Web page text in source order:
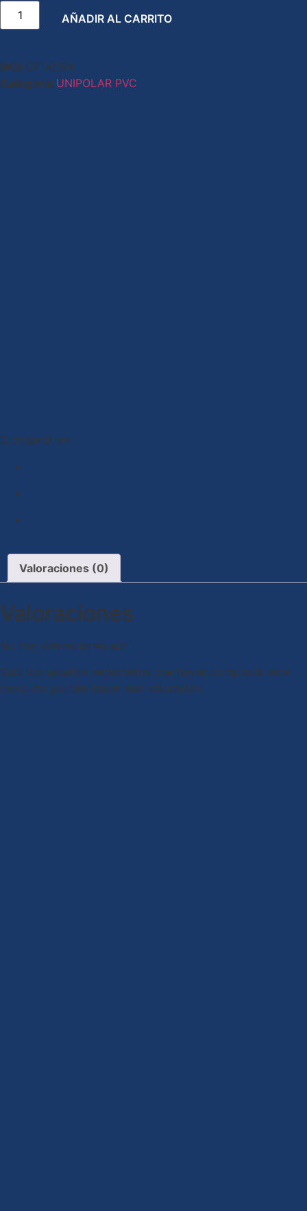
AÑADIR AL CARRITO
SKU CP1X95N
Categoría UNIPOLAR PVC
Compartir en :
Valoraciones (0)
Valoraciones
No hay valoraciones aún.
Solo los usuarios registrados que hayan comprado este
producto pueden hacer una valoración.